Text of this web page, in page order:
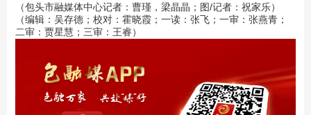
（包头市融媒体中心记者：曹瑾，梁晶晶；图/记者：祝家乐）
（编辑：吴存德；校对：霍晓霞；一读：张飞；一审：张燕青；
二审：贾星慧；三审：王睿）